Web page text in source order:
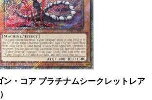
ン・コア プラチナムシークレットレア